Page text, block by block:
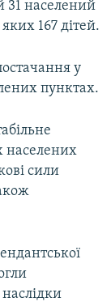
31 населений
167 дітей.
у
пунктах.
населених
сили